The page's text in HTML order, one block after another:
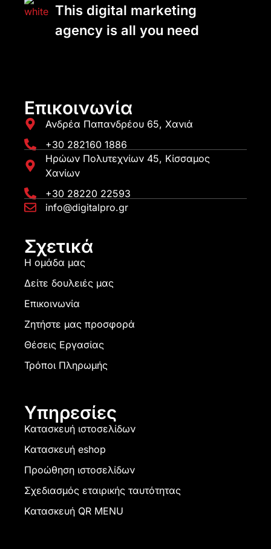
This digital marketing
agency is all you need
Επικοινωνία
Ανδρέα Παπανδρέου 65, Χανιά
+30 282160 1886
Ηρώων Πολυτεχνίων 45, Κίσσαμος
Χανίων
+30 28220 22593
info@digitalpro.gr
Σχετικά
Η ομάδα μας
Δείτε δουλειές μας
Επικοινωνία
Ζητήστε μας προσφορά
Θέσεις Εργασίας
Τρόποι Πληρωμής
Υπηρεσίες
Κατασκευή ιστοσελίδων
Κατασκευή eshop
Προώθηση ιστοσελίδων
Σχεδιασμός εταιρικής ταυτότητας
Κατασκευή QR MENU